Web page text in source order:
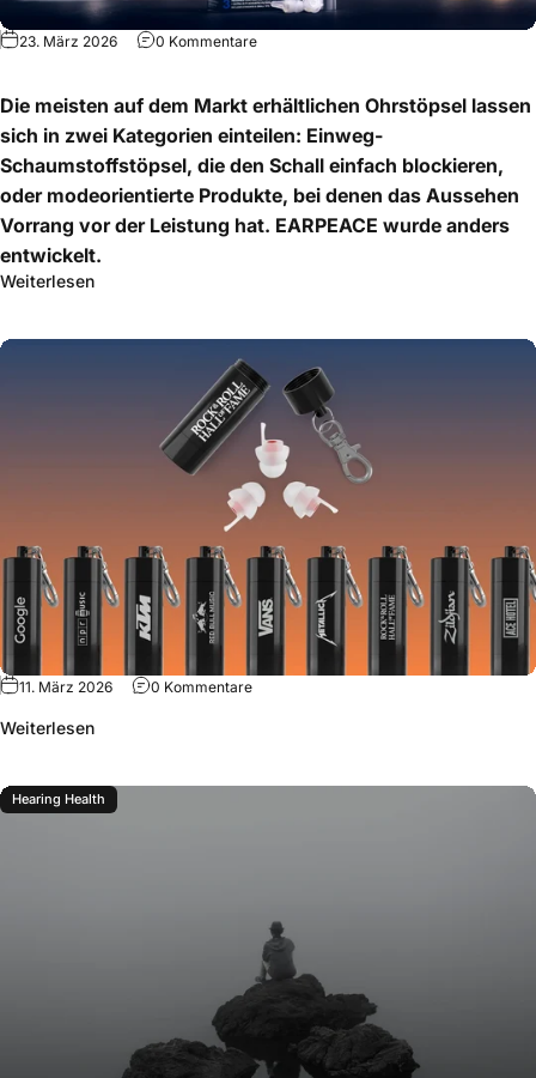
23. März 2026 0 Kommentare
Die meisten auf dem Markt erhältlichen Ohrstöpsel lassen
sich in zwei Kategorien einteilen: Einweg-
Schaumstoffstöpsel, die den Schall einfach blockieren,
oder modeorientierte Produkte, bei denen das Aussehen
Vorrang vor der Leistung hat. EARPEACE wurde anders
entwickelt.
Weiterlesen
11. März 2026 0 Kommentare
Weiterlesen
Hearing Health